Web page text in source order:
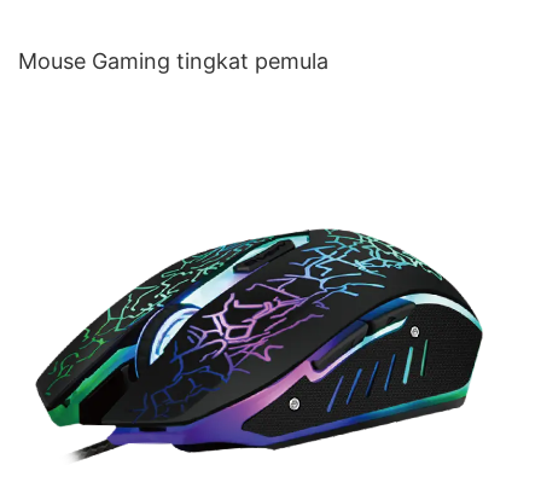
Mouse Gaming tingkat pemula